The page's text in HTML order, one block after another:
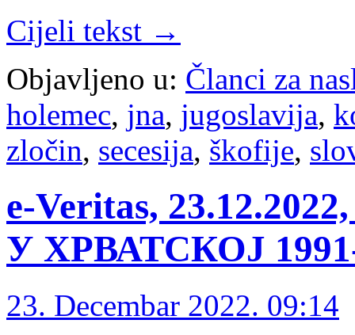
Cijeli tekst →
Objavljeno u: Članci za
holemec, jna, jugoslavija,
zločin, secesija, škofije,
е-Veritas,
У ХРВАТСКОЈ 1991-
23. Decembar 2022. 09:14